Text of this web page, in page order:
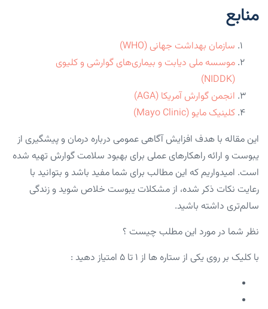
منابع
سازمان بهداشت جهانی (WHO)
موسسه ملی دیابت و بیماری‌های گوارشی و کلیوی
(NIDDK)
انجمن گوارش آمریکا (AGA)
کلینیک مایو (Mayo Clinic)
این مقاله با هدف افزایش آگاهی عمومی درباره درمان و پیشگیری از
یبوست و ارائه راهکارهای عملی برای بهبود سلامت گوارش تهیه شده
است. امیدواریم که این مطالب برای شما مفید باشد و بتوانید با
رعایت نکات ذکر شده، از مشکلات یبوست خلاص شوید و زندگی
سالم‌تری داشته باشید.
نظر شما در مورد این مطلب چیست ؟
با کلیک بر روی یکی از ستاره ها از ۱ تا ۵ امتیاز دهید :